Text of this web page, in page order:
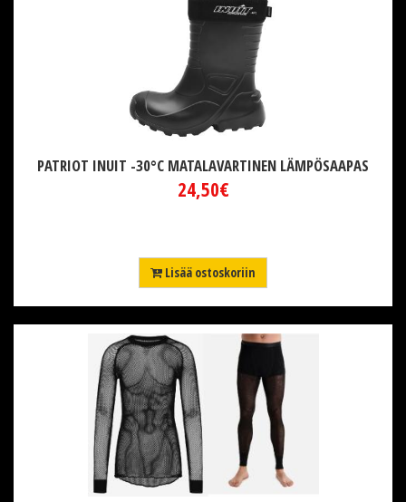
PATRIOT INUIT -30°C MATALAVARTINEN LÄMPÖSAAPAS
24,50€
Lisää ostoskoriin